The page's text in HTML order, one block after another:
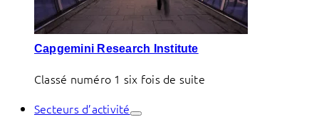
Capgemini Research Institute
Classé numéro 1 six fois de suite
Secteurs d’activité